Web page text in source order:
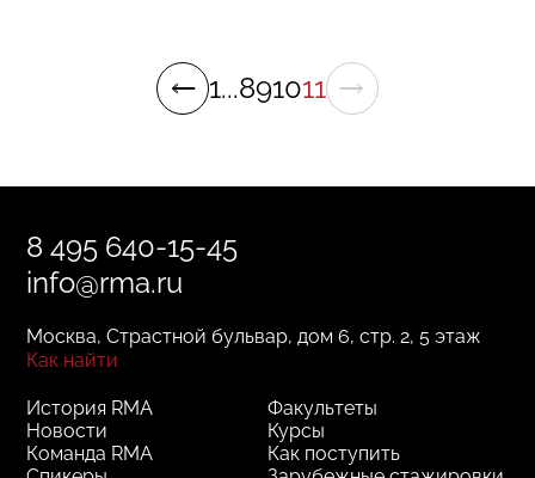
1...891011
8 495 640-15-45
info@rma.ru
Москва, Страстной бульвар, дом 6, стр. 2, 5 этаж
Как найти
Факультеты
Курсы
Как поступить
История RMA
Новости
Команда RMA